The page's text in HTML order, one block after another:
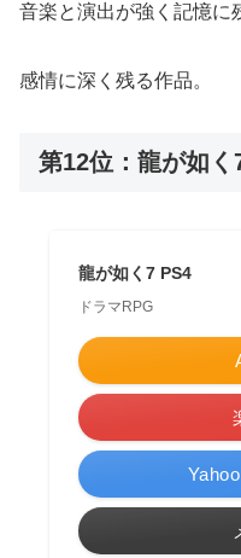
音楽と演出が強く記憶に
感情に深く残る作品。
第12位：龍が如く
龍が如く7 PS4
ドラマRPG